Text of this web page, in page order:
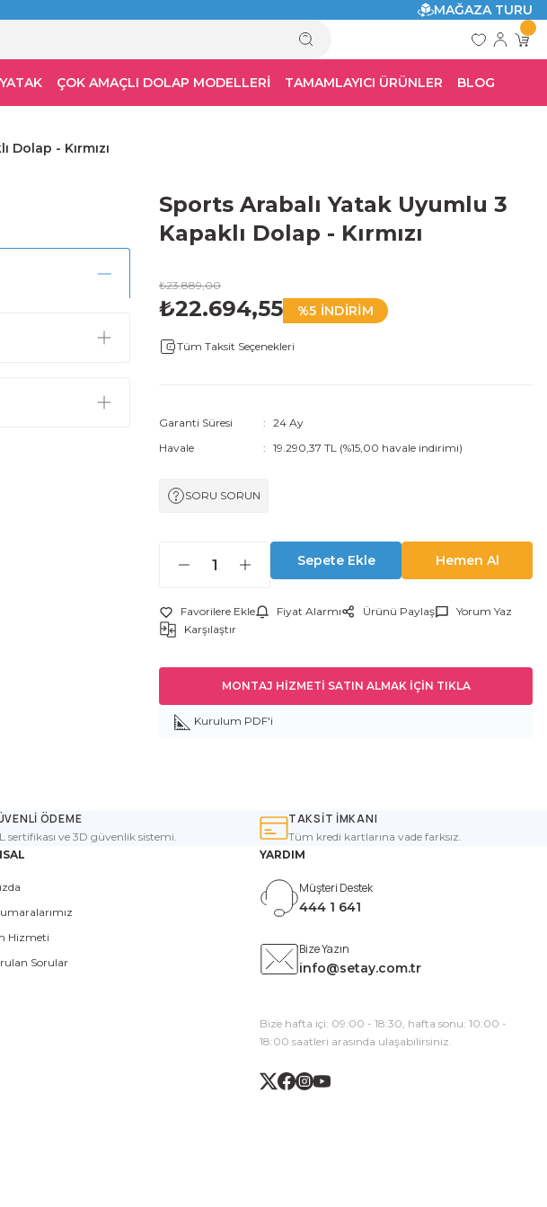
MAĞAZA TURU
ÇOK AMAÇLI DOLAP MODELLERİ TAMAMLAYICI ÜRÜNLER BLOG
Dolap - Kırmızı
Sports Arabalı Yatak Uyumlu 3
Kapaklı Dolap - Kırmızı
₺23.889,00
₺22.694,55 %5 İNDİRİM
Tüm Taksit Seçenekleri
Garanti Süresi
24 Ay
Havale
19.290,37 TL (%15,00 havale indirimi)
SORU SORUN
Sepete Ekle Hemen Al
Fiyat Alarmı Ürünü Paylaş
Yorum Yaz
Karşılaştır
MONTAJ HİZMETİ SATIN ALMAK İÇİN TIKLA
Kurulum PDF'i
ÖDEME
sertifikası ve 3D güvenlik sistemi.
TAKSİT İMKANI
Tüm kredi kartlarına vade farksız.
Hizmeti
Sorular
YARDIM
Müşteri Destek
444 1 641
Bize Yazın
info@setay.com.tr
Bize hafta içi: 09:00 - 18:30, hafta sonu: 10:00 -
18:00 saatleri arasında ulaşabilirsiniz.